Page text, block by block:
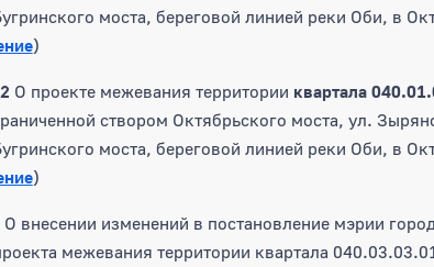
моста, береговой линией реки Оби, в
)
О проекте межевания территории квартала
створом Октябрьского моста, ул.
моста, береговой линией реки Оби, в
)
О внесении изменений в постановление мэрии
межевания территории квартала